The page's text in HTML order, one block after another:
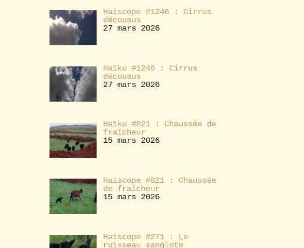
Haïscope #1246 : Cirrus
décousus
27 mars 2026
Haïku #1246 : Cirrus
décousus
27 mars 2026
Haïku #821 : Chaussée de
fraîcheur
15 mars 2026
Haïscope #821 : Chaussée
de fraîcheur
15 mars 2026
Haïscope #271 : Le
ruisseau sanglote